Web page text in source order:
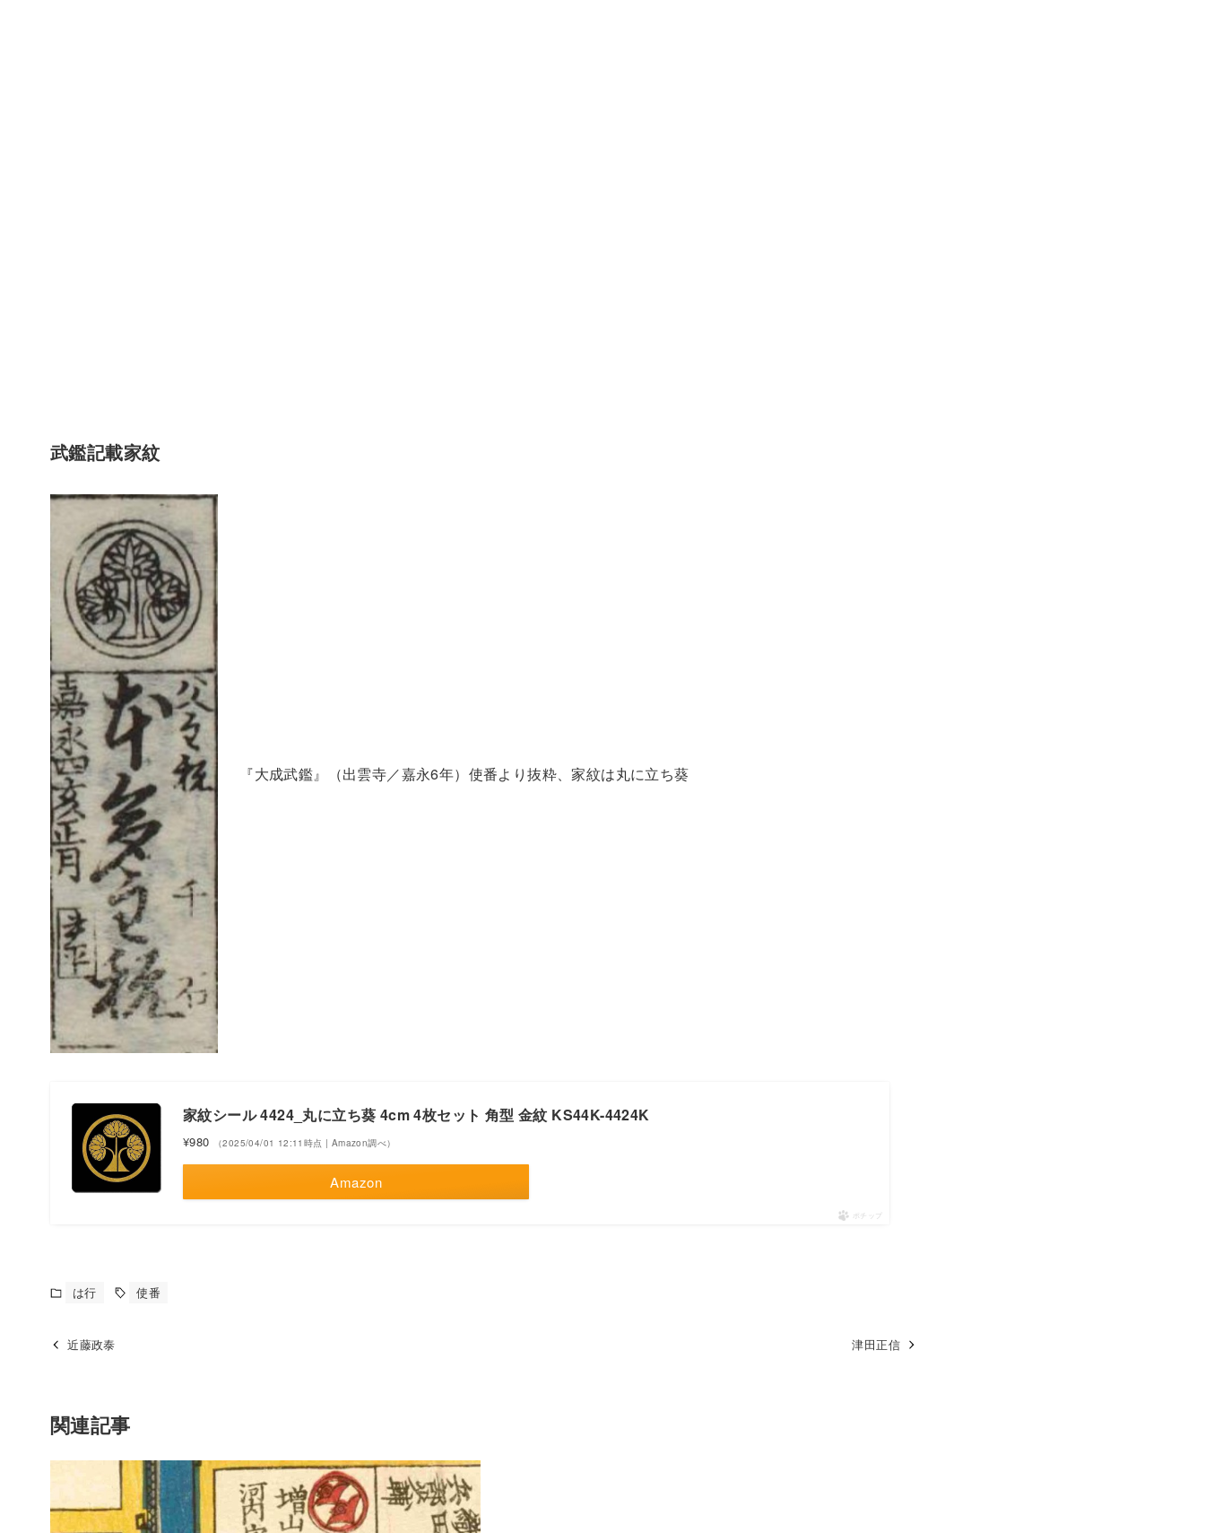
武鑑記載家紋
『大成武鑑』（出雲寺／嘉永6年）使番より抜粋、家紋は丸に立ち葵
家紋シール 4424_丸に立ち葵 4cm 4枚セット 角型 金紋 KS44K-4424K
¥980 （2025/04/01 12:11時点 | Amazon調べ）
Amazon
ポチップ
は行 使番
近藤政泰 津田正信
関連記事